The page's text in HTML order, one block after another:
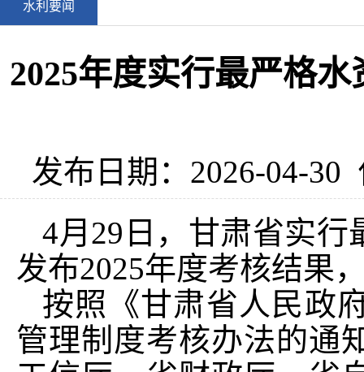
水利要闻
2025年度实行最严格
发布日期：2026-04-30
4月29日，甘肃省实
发布2025年度考核结果
按照《甘肃省人民政
管理制度考核办法的通